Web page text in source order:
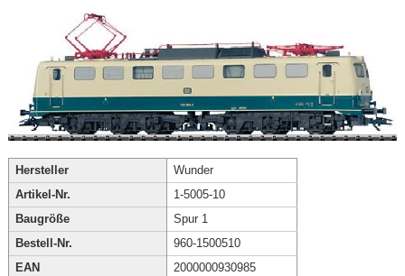
Hersteller
Wunder
Artikel-Nr.
1-5005-10
Baugröße
Spur 1
Bestell-Nr.
960-1500510
EAN
2000000930985